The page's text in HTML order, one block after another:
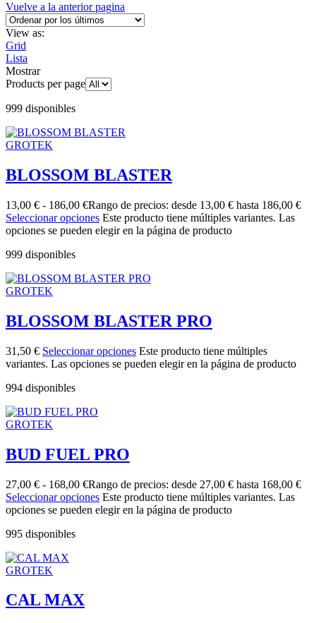
Vuelve a la anterior pagina
View as:
Grid
Lista
Mostrar
Products per page
999 disponibles
GROTEK
BLOSSOM BLASTER
13,00 € - 186,00 €Rango de precios: desde 13,00 € hasta 186,00 €
Seleccionar opciones Este producto tiene múltiples variantes. Las
opciones se pueden elegir en la página de producto
999 disponibles
GROTEK
BLOSSOM BLASTER PRO
31,50 € Seleccionar opciones Este producto tiene múltiples
variantes. Las opciones se pueden elegir en la página de producto
994 disponibles
GROTEK
BUD FUEL PRO
27,00 € - 168,00 €Rango de precios: desde 27,00 € hasta 168,00 €
Seleccionar opciones Este producto tiene múltiples variantes. Las
opciones se pueden elegir en la página de producto
995 disponibles
GROTEK
CAL MAX